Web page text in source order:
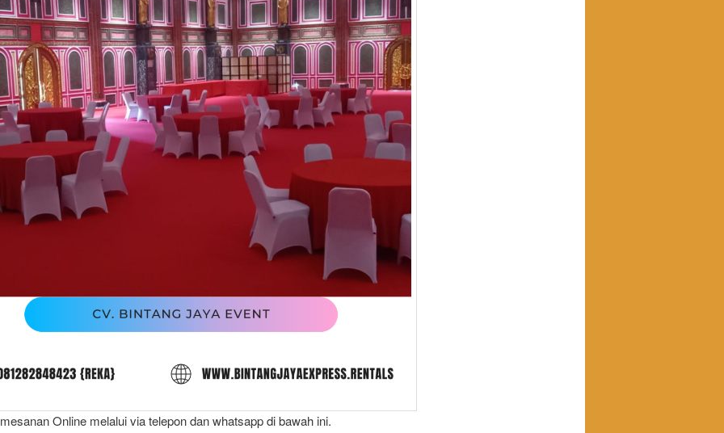
Online melalui via telepon dan whatsapp di bawah ini.